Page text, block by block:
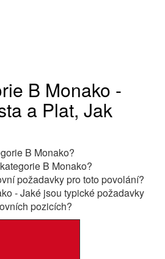
B Monako -
a Plat, Jak
B Monako?
B Monako?
požadavky pro toto povolání?
- Jaké jsou typické požadavky
pozicích?